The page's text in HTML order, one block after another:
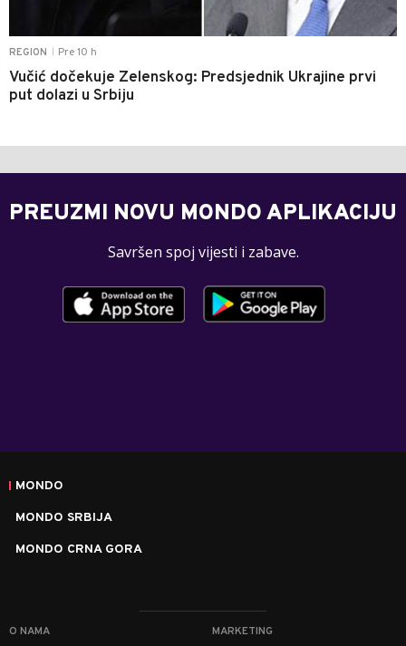
REGION Pre 10 h
Vučić dočekuje Zelenskog: Predsjednik Ukrajine prvi
put dolazi u Srbiju
PREUZMI NOVU MONDO APLIKACIJU
Savršen spoj vijesti i zabave.
MONDO
MONDO SRBIJA
MONDO CRNA GORA
O NAMA MARKETING